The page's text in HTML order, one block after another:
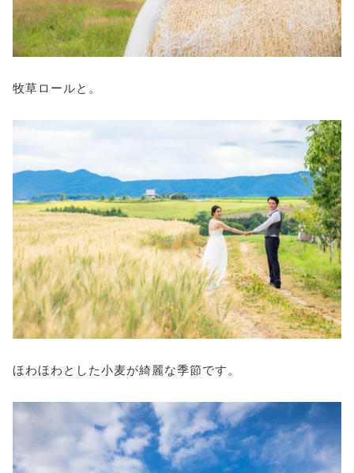
牧草ロールと。
ほわほわとした小麦が綺麗な季節です。